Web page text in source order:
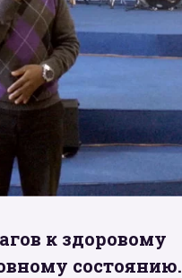
к здоровому
состоянию.